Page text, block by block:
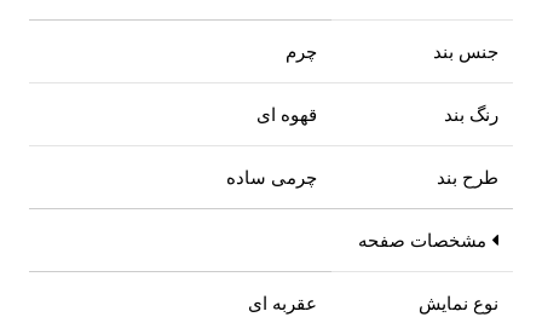
جنس بند چرم
رنگ بند قهوه ای
طرح بند چرمی ساده
مشخصات صفحه
نوع نمایش عقربه ای